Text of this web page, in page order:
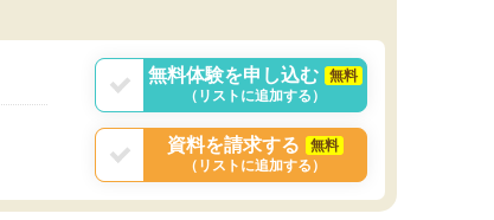
無料体験を申し込む
無料
（リストに追加する）
資料を請求する
無料
（リストに追加する）